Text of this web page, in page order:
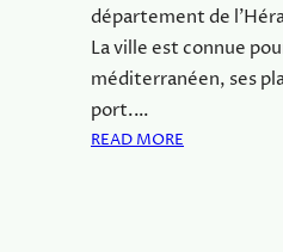
T
É
département de
La ville est connue
méditerranéen, ses
port.…
READ MORE